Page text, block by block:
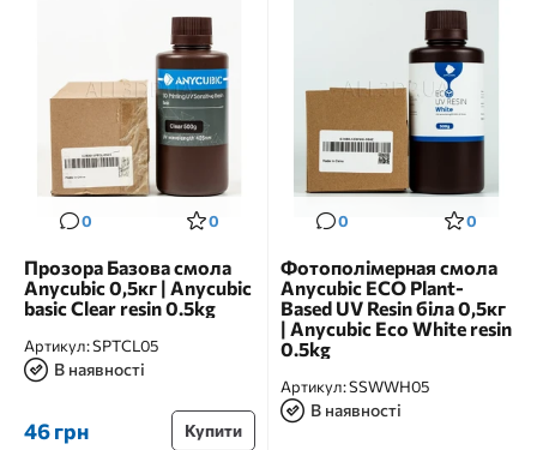
0 0
Прозора Базова смола
Anycubic 0,5кг | Anycubic
basic Clear resin 0.5kg
Артикул:SPTCL05
В наявності
46 грн Купити
0 0
Фотополімерная смола
Anycubic ECO Plant-
Based UV Resin біла 0,5кг
| Anycubic Eco White resin
0.5kg
Артикул:SSWWH05
В наявності